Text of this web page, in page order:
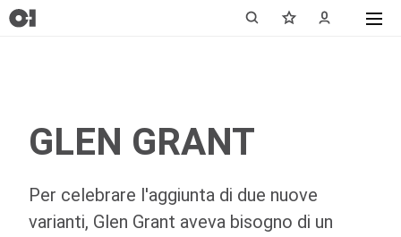
GLEN GRANT
Per celebrare l'aggiunta di due nuove
varianti, Glen Grant aveva bisogno di un